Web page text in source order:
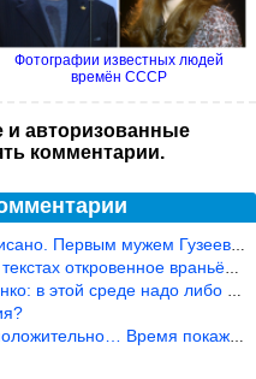
Фотографии известных людей
времён СССР
и авторизованные
комментарии.
Первым мужем Гузеевой был Илья
откровенное враньё… Конкретн
среде надо либо иметь зубы
Время покажет, что буде